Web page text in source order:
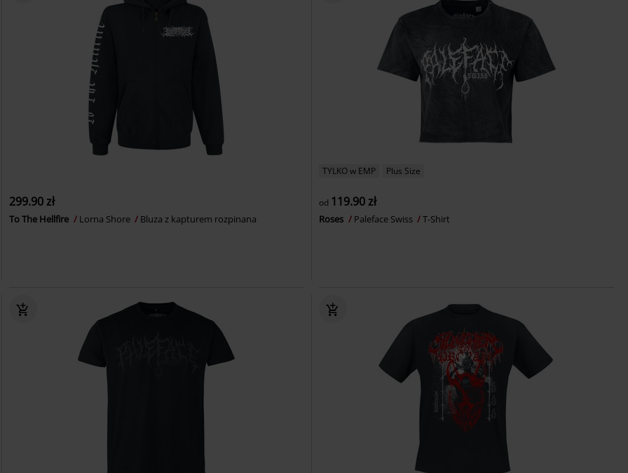
299.90 zł
To The Hellfire Lorna Shore Bluza z kapturem rozpinana
TYLKO w EMP Plus Size
od 119.90 zł
Roses Paleface Swiss T-Shirt